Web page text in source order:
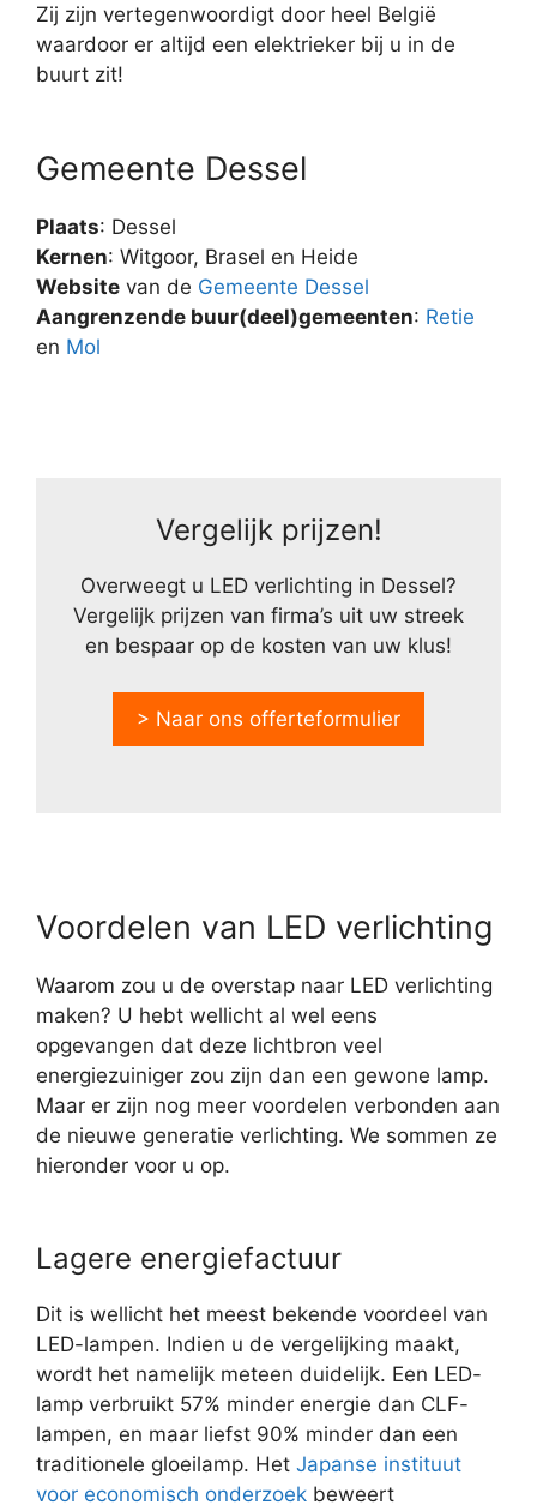
Zij zijn vertegenwoordigt door heel België
waardoor er altijd een elektrieker bij u in de
buurt zit!
Gemeente Dessel
Plaats: Dessel
Kernen: Witgoor, Brasel en Heide
Website van de Gemeente Dessel
Aangrenzende buur(deel)gemeenten: Retie
en Mol
Vergelijk prijzen!
Overweegt u LED verlichting in Dessel?
Vergelijk prijzen van firma’s uit uw streek
en bespaar op de kosten van uw klus!
> Naar ons offerteformulier
Voordelen van LED verlichting
Waarom zou u de overstap naar LED verlichting
maken? U hebt wellicht al wel eens
opgevangen dat deze lichtbron veel
energiezuiniger zou zijn dan een gewone lamp.
Maar er zijn nog meer voordelen verbonden aan
de nieuwe generatie verlichting. We sommen ze
hieronder voor u op.
Lagere energiefactuur
Dit is wellicht het meest bekende voordeel van
LED-lampen. Indien u de vergelijking maakt,
wordt het namelijk meteen duidelijk. Een LED-
lamp verbruikt 57% minder energie dan CLF-
lampen, en maar liefst 90% minder dan een
traditionele gloeilamp. Het Japanse instituut
voor economisch onderzoek beweert